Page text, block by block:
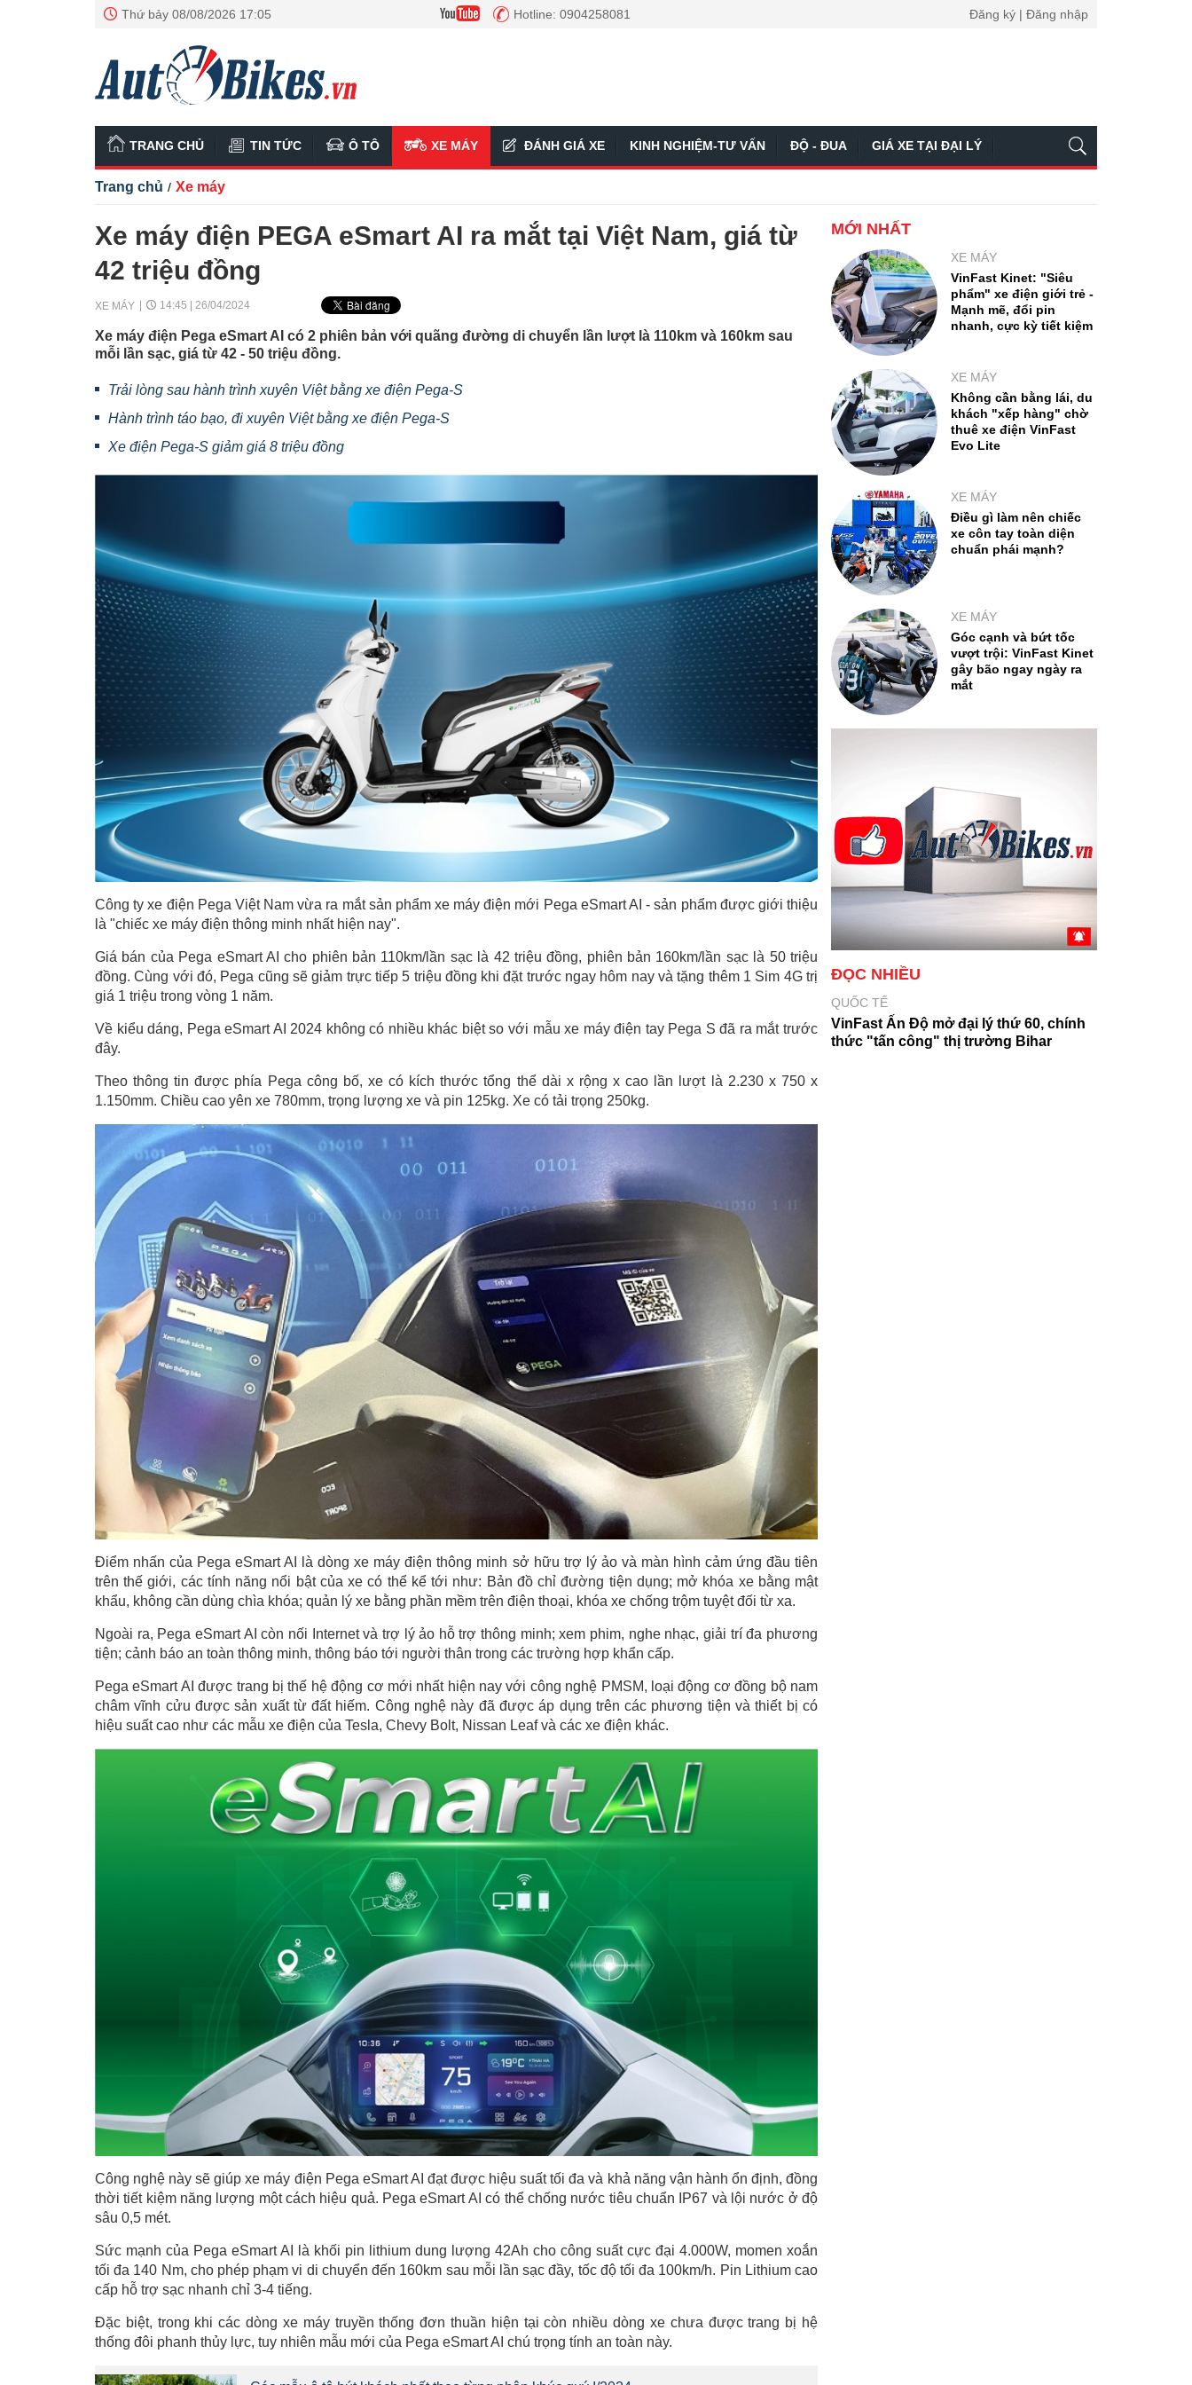
Thứ bảy 08/08/2026 17:05 Hotline: 0904258081 Đăng ký | Đăng nhập
TRANG CHỦ TIN TỨC Ô TÔ XE MÁY ĐÁNH GIÁ XE KINH NGHIỆM-TƯ VẤN ĐỘ - ĐUA GIÁ XE TẠI ĐẠI LÝ
Trang chủ / Xe máy
Xe máy điện PEGA eSmart AI ra mắt tại Việt Nam, giá từ
42 triệu đồng
XE MÁY 14:45 | 26/04/2024
Xe máy điện Pega eSmart AI có 2 phiên bản với quãng đường di chuyển lần lượt là 110km và 160km sau
mỗi lần sạc, giá từ 42 - 50 triệu đồng.
Trải lòng sau hành trình xuyên Việt bằng xe điện Pega-S
Hành trình táo bạo, đi xuyên Việt bằng xe điện Pega-S
Xe điện Pega-S giảm giá 8 triệu đồng
Công ty xe điện Pega Việt Nam vừa ra mắt sản phẩm xe máy điện mới Pega eSmart AI - sản phẩm được giới thiệu
là "chiếc xe máy điện thông minh nhất hiện nay".
Giá bán của Pega eSmart AI cho phiên bản 110km/lần sạc là 42 triệu đồng, phiên bản 160km/lần sạc là 50 triệu
đồng. Cùng với đó, Pega cũng sẽ giảm trực tiếp 5 triệu đồng khi đặt trước ngay hôm nay và tặng thêm 1 Sim 4G trị
giá 1 triệu trong vòng 1 năm.
Về kiểu dáng, Pega eSmart AI 2024 không có nhiều khác biệt so với mẫu xe máy điện tay Pega S đã ra mắt trước
đây.
Theo thông tin được phía Pega công bố, xe có kích thước tổng thể dài x rộng x cao lần lượt là 2.230 x 750 x
1.150mm. Chiều cao yên xe 780mm, trọng lượng xe và pin 125kg. Xe có tải trọng 250kg.
Điểm nhấn của Pega eSmart AI là dòng xe máy điện thông minh sở hữu trợ lý ảo và màn hình cảm ứng đầu tiên
trên thế giới, các tính năng nổi bật của xe có thể kể tới như: Bản đồ chỉ đường tiện dụng; mở khóa xe bằng mật
khẩu, không cần dùng chìa khóa; quản lý xe bằng phần mềm trên điện thoại, khóa xe chống trộm tuyệt đối từ xa.
Ngoài ra, Pega eSmart AI còn nối Internet và trợ lý ảo hỗ trợ thông minh; xem phim, nghe nhạc, giải trí đa phương
tiện; cảnh báo an toàn thông minh, thông báo tới người thân trong các trường hợp khẩn cấp.
Pega eSmart AI được trang bị thế hệ động cơ mới nhất hiện nay với công nghệ PMSM, loại động cơ đồng bộ nam
châm vĩnh cửu được sản xuất từ đất hiếm. Công nghệ này đã được áp dụng trên các phương tiện và thiết bị có
hiệu suất cao như các mẫu xe điện của Tesla, Chevy Bolt, Nissan Leaf và các xe điện khác.
Công nghệ này sẽ giúp xe máy điện Pega eSmart AI đạt được hiệu suất tối đa và khả năng vận hành ổn định, đồng
thời tiết kiệm năng lượng một cách hiệu quả. Pega eSmart AI có thể chống nước tiêu chuẩn IP67 và lội nước ở độ
sâu 0,5 mét.
Sức mạnh của Pega eSmart AI là khối pin lithium dung lượng 42Ah cho công suất cực đại 4.000W, momen xoắn
tối đa 140 Nm, cho phép phạm vi di chuyển đến 160km sau mỗi lần sạc đầy, tốc độ tối đa 100km/h. Pin Lithium cao
cấp hỗ trợ sạc nhanh chỉ 3-4 tiếng.
Đặc biệt, trong khi các dòng xe máy truyền thống đơn thuần hiện tại còn nhiều dòng xe chưa được trang bị hệ
thống đôi phanh thủy lực, tuy nhiên mẫu mới của Pega eSmart AI chú trọng tính an toàn này.
MỚI NHẤT
XE MÁY
VinFast Kinet: "Siêu
phẩm" xe điện giới trẻ -
Mạnh mẽ, đổi pin
nhanh, cực kỳ tiết kiệm
XE MÁY
Không cần bằng lái, du
khách "xếp hàng" chờ
thuê xe điện VinFast
Evo Lite
XE MÁY
Điều gì làm nên chiếc
xe côn tay toàn diện
chuẩn phái mạnh?
XE MÁY
Góc cạnh và bứt tốc
vượt trội: VinFast Kinet
gây bão ngay ngày ra
mắt
ĐỌC NHIỀU
QUỐC TẾ
VinFast Ấn Độ mở đại lý thứ 60, chính
thức "tấn công" thị trường Bihar